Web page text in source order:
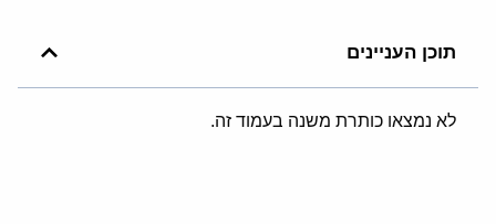
תוכן העניינים
לא נמצאו כותרת משנה בעמוד זה.